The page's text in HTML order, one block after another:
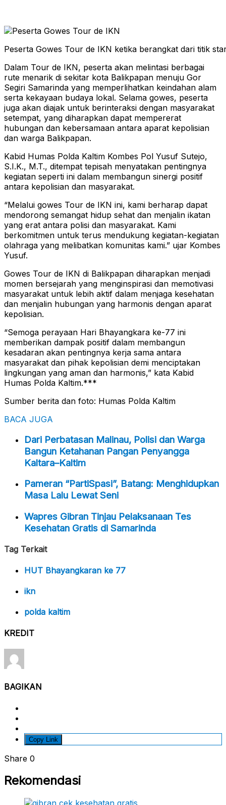
Peserta Gowes Tour de IKN ketika berangkat dari titik
Dalam Tour de IKN, peserta akan melintasi berbagai
rute menarik di sekitar kota Balikpapan menuju Gor
Segiri Samarinda yang memperlihatkan keindahan alam
serta kekayaan budaya lokal. Selama gowes, peserta
juga akan diajak untuk berinteraksi dengan masyarakat
setempat, yang diharapkan dapat mempererat
hubungan dan kebersamaan antara aparat kepolisian
dan warga Balikpapan.
Kabid Humas Polda Kaltim Kombes Pol Yusuf Sutejo,
S.I.K., M.T., ditempat tepisah menyatakan pentingnya
kegiatan seperti ini dalam membangun sinergi positif
antara kepolisian dan masyarakat.
“Melalui gowes Tour de IKN ini, kami berharap dapat
mendorong semangat hidup sehat dan menjalin ikatan
yang erat antara polisi dan masyarakat. Kami
berkomitmen untuk terus mendukung kegiatan-kegiatan
olahraga yang melibatkan komunitas kami.” ujar Kombes
Yusuf.
Gowes Tour de IKN di Balikpapan diharapkan menjadi
momen bersejarah yang menginspirasi dan memotivasi
masyarakat untuk lebih aktif dalam menjaga kesehatan
dan menjalin hubungan yang harmonis dengan aparat
kepolisian.
“Semoga perayaan Hari Bhayangkara ke-77 ini
memberikan dampak positif dalam membangun
kesadaran akan pentingnya kerja sama antara
masyarakat dan pihak kepolisian demi menciptakan
lingkungan yang aman dan harmonis,” kata Kabid
Humas Polda Kaltim.***
Sumber berita dan foto: Humas Polda Kaltim
BACA JUGA
Dari Perbatasan Malinau, Polisi dan Warga
Bangun Ketahanan Pangan Penyangga
Kaltara–Kaltim
Pameran “PartiSpasi”, Batang: Menghidupkan
Masa Lalu Lewat Seni
Wapres Gibran Tinjau Pelaksanaan Tes
Kesehatan Gratis di Samarinda
Tag Terkait
HUT Bhayangkaran ke 77
ikn
polda kaltim
KREDIT
BAGIKAN
Copy Link
Share 0
Rekomendasi